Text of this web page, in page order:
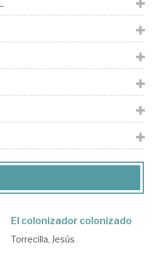
El colonizador colonizado
Torrecilla, Jesús